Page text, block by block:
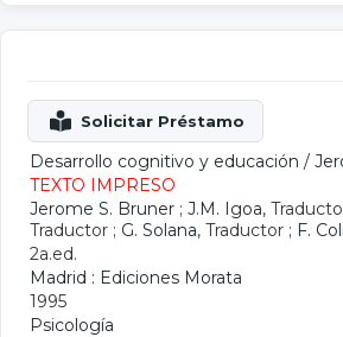
Desarrollo cognitivo y educación /
TEXTO IMPRESO
Jerome S. Bruner ; J.M. Igoa,
Traductor ; G. Solana, Traductor ; F.
2a.ed.
Madrid : Ediciones Morata
1995
Psicología